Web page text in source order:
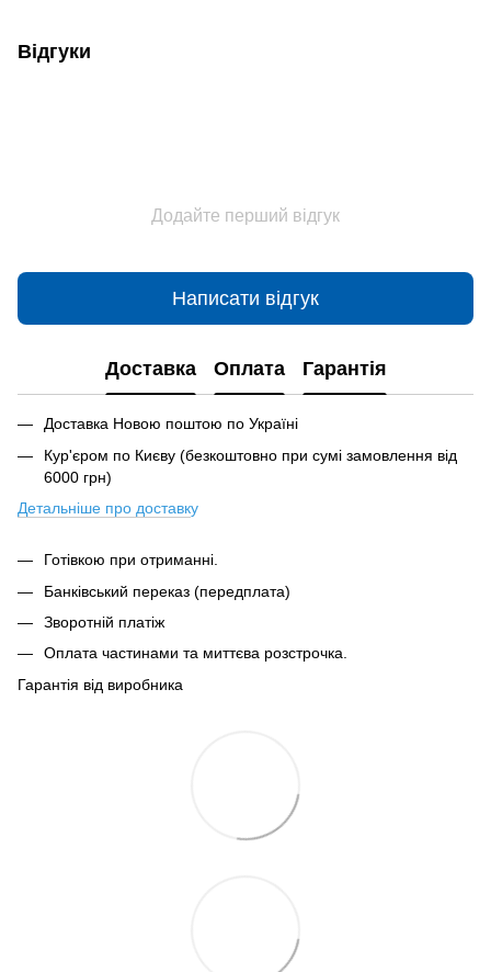
Відгуки
Додайте перший відгук
Написати відгук
Доставка Оплата Гарантія
Доставка Новою поштою по Україні
Кур'єром по Києву (безкоштовно при сумі замовлення від
6000 грн)
Детальніше про доставку
Готівкою при отриманні.
Банківський переказ (передплата)
Зворотній платіж
Оплата частинами та миттєва розстрочка.
Гарантія від виробника